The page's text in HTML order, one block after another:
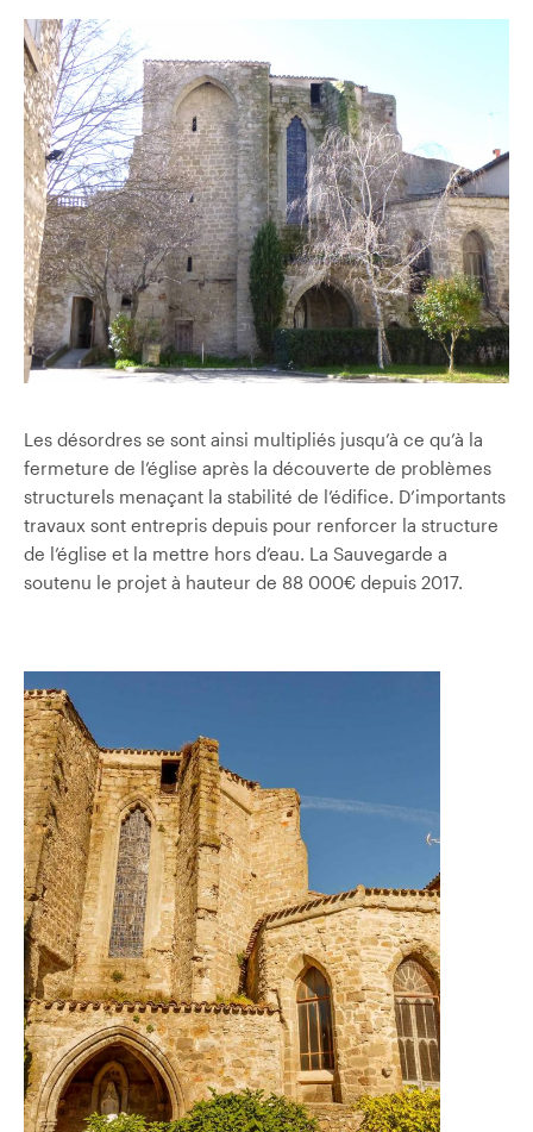
Les désordres se sont ainsi multipliés jusqu’à ce qu’à la
fermeture de l’église après la découverte de problèmes
structurels menaçant la stabilité de l’édifice. D’importants
travaux sont entrepris depuis pour renforcer la structure
de l’église et la mettre hors d’eau. La Sauvegarde a
soutenu le projet à hauteur de 88 000€ depuis 2017.